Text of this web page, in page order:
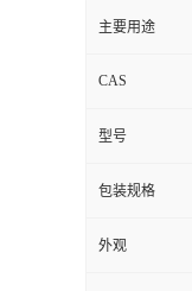
主要用途
CAS
型号
包装规格
外观